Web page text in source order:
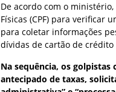
De acordo com o
Físicas (CPF) para verificar
para coletar informações
dívidas de cartão de
Na sequência, os
antecipado de taxas,